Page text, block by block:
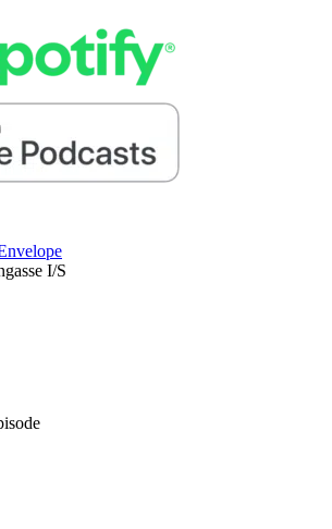
I/S